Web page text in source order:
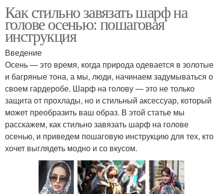
Как стильно завязать шарф на
голове осенью: пошаговая
инструкция
Введение
Осень — это время, когда природа одевается в золотые
и багряные тона, а мы, люди, начинаем задумываться о
своем гардеробе. Шарф на голову — это не только
защита от прохлады, но и стильный аксессуар, который
может преобразить ваш образ. В этой статье мы
расскажем, как стильно завязать шарф на голове
осенью, и приведем пошаговую инструкцию для тех, кто
хочет выглядеть модно и со вкусом.